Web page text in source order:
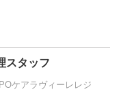
スタッフ
ケアラヴィーレレジ